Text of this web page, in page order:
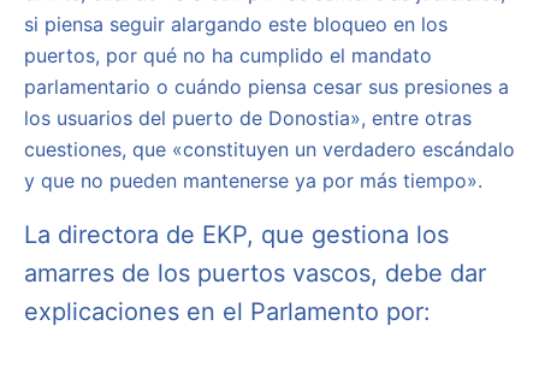
si piensa seguir alargando este bloqueo en los
puertos, por qué no ha cumplido el mandato
parlamentario o cuándo piensa cesar sus presiones a
los usuarios del puerto de Donostia», entre otras
cuestiones, que «constituyen un verdadero escándalo
y que no pueden mantenerse ya por más tiempo».
La directora de EKP, que gestiona los
amarres de los puertos vascos, debe dar
explicaciones en el Parlamento por: